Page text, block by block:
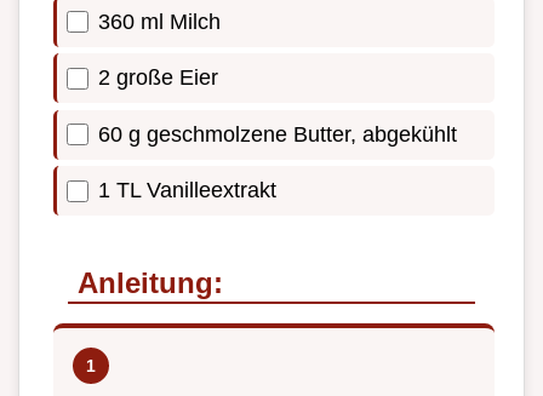
360 ml Milch
2 große Eier
60 g geschmolzene Butter, abgekühlt
1 TL Vanilleextrakt
Anleitung: